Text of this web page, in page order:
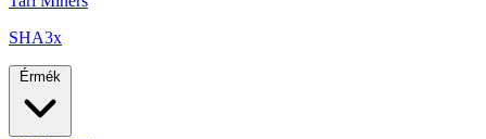
SHA3x
Érmék